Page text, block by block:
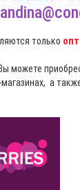
только
можете
а